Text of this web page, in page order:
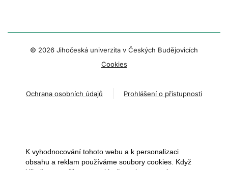
© 2026 Jihočeská univerzita v Českých Budějovicích
Cookies
Ochrana osobních údajů Prohlášení o přístupnosti
K vyhodnocování tohoto webu a k personalizaci
obsahu a reklam používáme soubory cookies. Když